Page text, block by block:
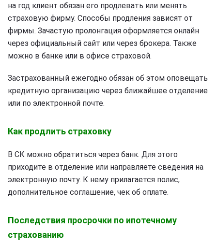
на год клиент обязан его продлевать или менять
страховую фирму. Способы продления зависят от
фирмы. Зачастую пролонгация оформляется онлайн
через официальный сайт или через брокера. Также
можно в банке или в офисе страховой.
Застрахованный ежегодно обязан об этом оповещать
кредитную организацию через ближайшее отделение
или по электронной почте.
Как продлить страховку
В СК можно обратиться через банк. Для этого
приходите в отделение или направляете сведения на
электронную почту. К нему прилагается полис,
дополнительное соглашение, чек об оплате.
Последствия просрочки по ипотечному
страхованию